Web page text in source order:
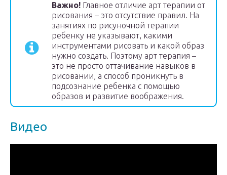
Важно! Главное отличие арт терапии от
рисования – это отсутствие правил. На
занятиях по рисуночной терапии
ребенку не указывают, какими
инструментами рисовать и какой образ
нужно создать. Поэтому арт терапия –
это не просто оттачивание навыков в
рисовании, а способ проникнуть в
подсознание ребенка с помощью
образов и развитие воображения.
Видео